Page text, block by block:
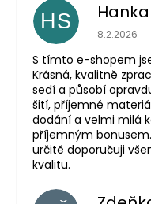
HS
8.2.2026
S tímto e-shopem
Krásná, kvalitně
sedí a působí
šití, příjemné
dodání a velmi milá
příjemným
určitě doporučuji
kvalitu.